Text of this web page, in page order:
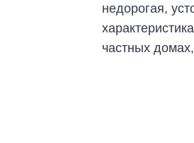
недорогая,
частных